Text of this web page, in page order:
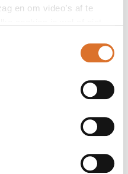
en om video’s af te